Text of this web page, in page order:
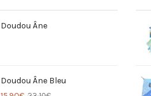
Doudou Âne
Doudou Âne Bleu